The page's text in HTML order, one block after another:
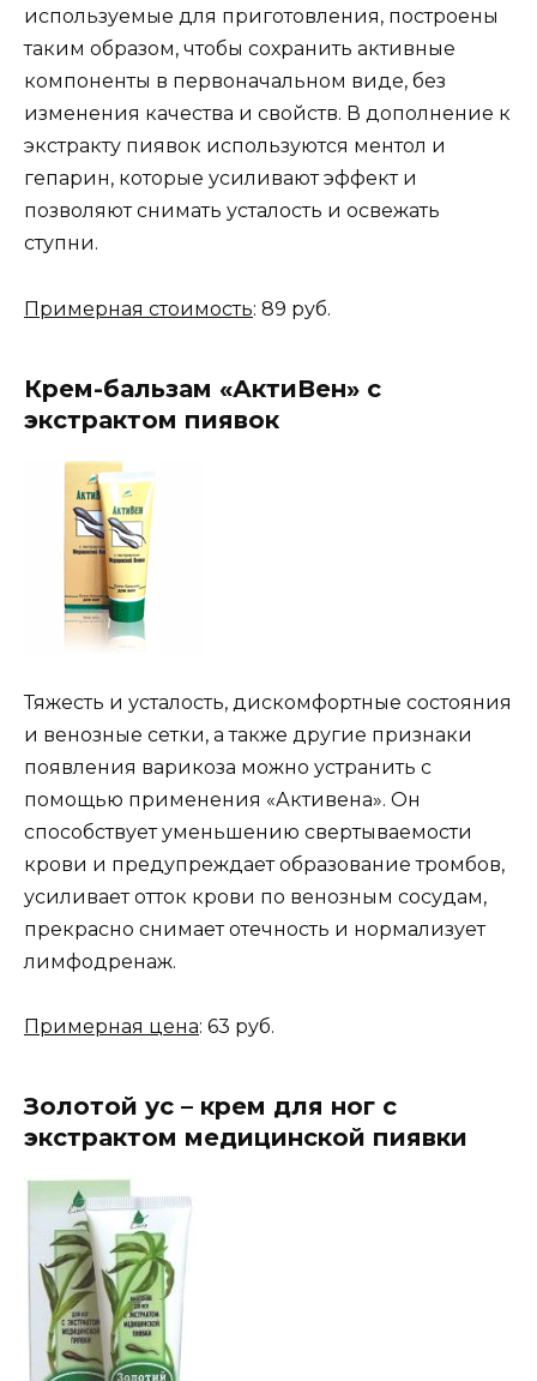
используемые для приготовления, построены
таким образом, чтобы сохранить активные
компоненты в первоначальном виде, без
изменения качества и свойств. В дополнение к
экстракту пиявок используются ментол и
гепарин, которые усиливают эффект и
позволяют снимать усталость и освежать
ступни.
Примерная стоимость: 89 руб.
Крем-бальзам «АктиВен» с
экстрактом пиявок
Тяжесть и усталость, дискомфортные состояния
и венозные сетки, а также другие признаки
появления варикоза можно устранить с
помощью применения «Активена». Он
способствует уменьшению свертываемости
крови и предупреждает образование тромбов,
усиливает отток крови по венозным сосудам,
прекрасно снимает отечность и нормализует
лимфодренаж.
Примерная цена: 63 руб.
Золотой ус – крем для ног с
экстрактом медицинской пиявки